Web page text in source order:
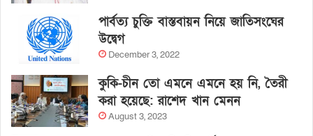
পার্বত্য চুক্তি বাস্তবায়ন নিয়ে জাতিসংঘের
উদ্বেগ
December 3, 2022
কুকি-চীন তো এমনে এমনে হয় নি, তৈরী
করা হয়েছে: রাশেদ খান মেনন
August 3, 2023